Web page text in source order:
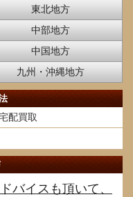
東北地方
中部地方
中国地方
九州・沖縄地方
配買取
バイスも頂いて、